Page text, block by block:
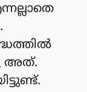
അത്.